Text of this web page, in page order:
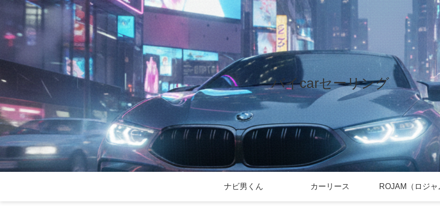
バイcarセーリング
ナビ男くん カーリース ROJAM（ロジャ